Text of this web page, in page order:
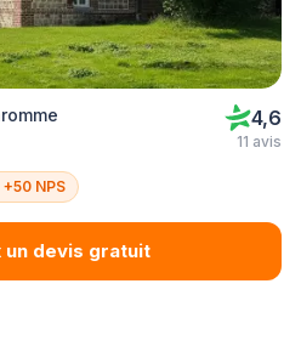
4,6
11 avis
+50 NPS
un devis gratuit